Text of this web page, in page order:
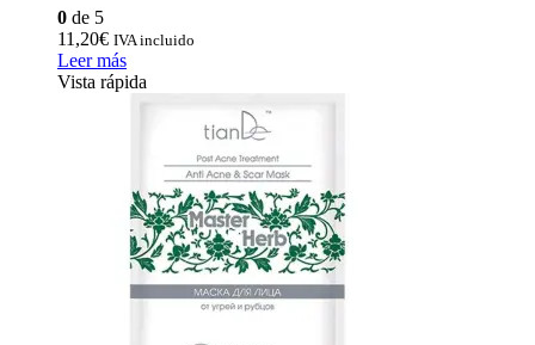
0 de 5
11,20€ IVA incluido
Leer más
Vista rápida